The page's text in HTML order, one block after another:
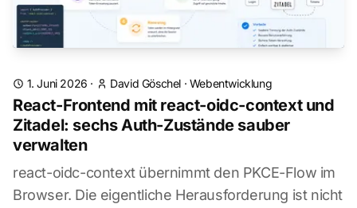
1. Juni 2026 · David Göschel · Webentwicklung
React-Frontend mit react-oidc-context und
Zitadel: sechs Auth-Zustände sauber
verwalten
react-oidc-context übernimmt den PKCE-Flow im
Browser. Die eigentliche Herausforderung ist nicht